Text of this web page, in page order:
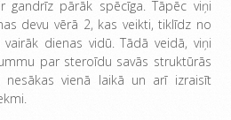
gandrīz pārāk spēcīga. Tāpēc viņi
devu vērā 2, kas veikti, tiklīdz no
dienas vidū. Tādā veidā, viņi
par steroīdu savās struktūrās
vienā laikā un arī izraisīt